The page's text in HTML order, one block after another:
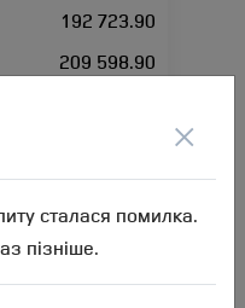
192 723.90
209 598.90
×
сталася помилка.
пізніше.